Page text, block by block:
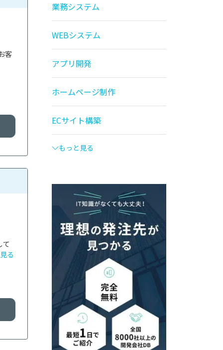
客
て
る
業務システム
WEBシステム
アプリ開発
ホームページ制作
ECサイト構築
もっと見る